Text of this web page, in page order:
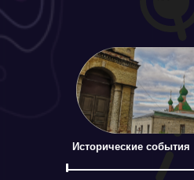
Исторические события